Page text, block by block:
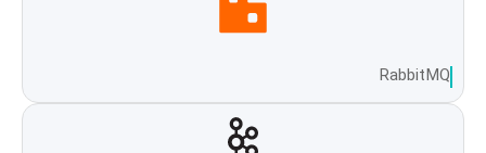
RabbitMQ